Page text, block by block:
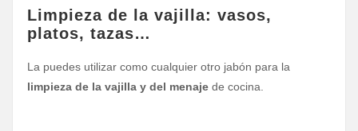
Limpieza de la vajilla: vasos,
platos, tazas…
La puedes utilizar como cualquier otro jabón para la
limpieza de la vajilla y del menajede cocina.